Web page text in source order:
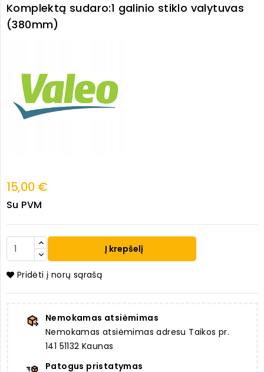
Komplektą sudaro:1 galinio stiklo valytuvas
(380mm)
15,00 €
Su PVM
Į krepšelį
Pridėti į norų sąrašą
Nemokamas atsiėmimas
Nemokamas atsiėmimas adresu Taikos pr.
141 51132 Kaunas
Patogus pristatymas